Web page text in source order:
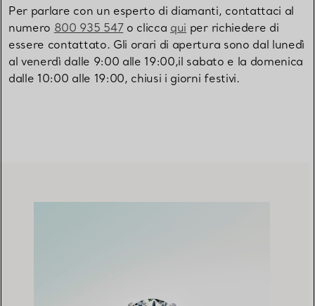
Per parlare con un esperto di diamanti, contattaci al
numero 800 935 547o clicca qui per richiedere di
essere contattato. Gli orari di apertura sono dal lunedì
al venerdì dalle 9:00 alle 19:00,il sabato e la domenica
dalle 10:00 alle 19:00, chiusi i giorni festivi.